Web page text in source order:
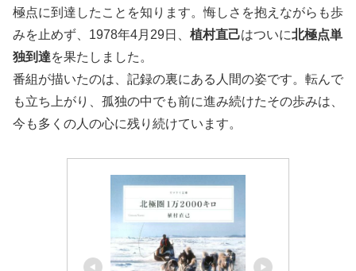
極点に到達したことを知ります。悔しさを抱えながらも歩
みを止めず、1978年4月29日、 植村直己はついに北極点単
独到達を果たしました。
番組が描いたのは、記録の裏にある人間の姿です。転んで
も立ち上がり、孤独の中でも前に進み続けたその歩みは、
今も多くの人の心に残り続けています。